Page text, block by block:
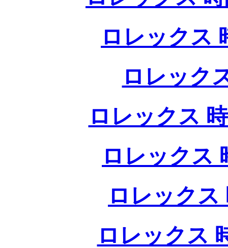
ロレックス
ロレック
ロレックス
ロレックス
ロレックス
ロレックス